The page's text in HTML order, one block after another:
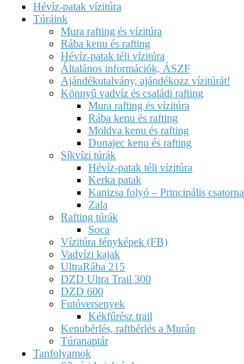
Hévíz-patak vízitúra
Túráink
Mura rafting és vízitúra
Rába kenu és rafting
Hévíz-patak téli vízitúra
Általános információk, ÁSZF
Ajándékutalvány, ajándékozz vízitúrát!
Könnyű vadvíz és családi rafting
Mura rafting és vízitúra
Rába kenu és rafting
Moldva kenu és rafting
Dunajec kenu és rafting
Síkvízi túrák
Hévíz-patak téli vízitúra
Kerka patak
Kanizsa folyó – Principális csatorna
Zala
Rafting túrák
Soca
Vízitúra fényképek (FB)
Vadvízi kajak
UltraRába 215
DZD Ultra Trail 300
DZD 600
Futóversenyek
Kékfűrész trail
Kenubérlés, raftbérlés a Murán
Túranaptár
Tanfolyamok